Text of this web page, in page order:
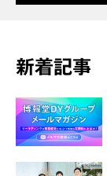
新着記事